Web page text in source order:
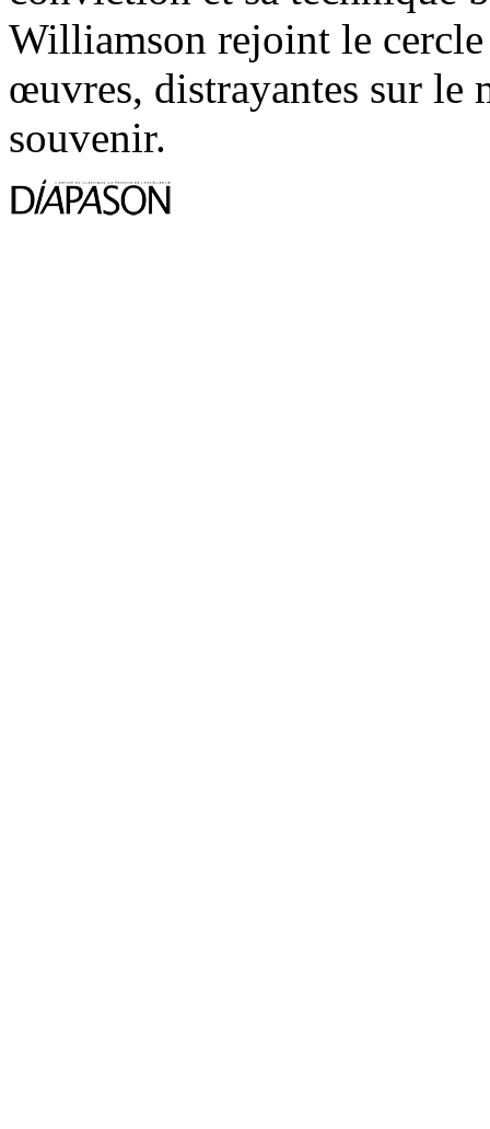
Williamson rejoint le cercle
œuvres, distrayantes sur le
souvenir.